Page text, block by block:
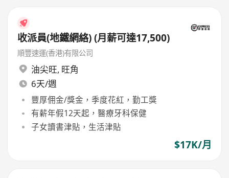
收派員(地鐵網絡) (月薪可達17,500)
順豐速運(香港)有限公司
油尖旺, 旺角
6天/週
豐厚佣金/獎金，季度花紅，勤工獎
有薪年假12天起，醫療牙科保健
子女讀書津貼，生活津貼
$17K/月